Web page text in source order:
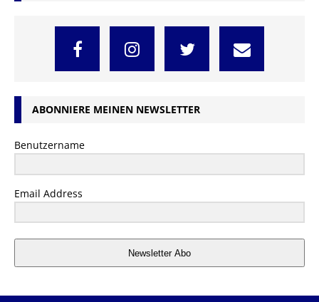
ABONNIERE MEINEN NEWSLETTER
Benutzername
Email Address
Newsletter Abo